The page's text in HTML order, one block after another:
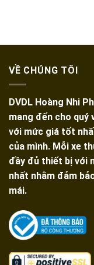
VỀ CHÚNG TÔI
DVDL Hoàng Nhi
mang đến cho quý
với mức giá tốt
của mình. Mỗi xe
đầy đủ thiết bị với
nhất nhằm đảm
mái.